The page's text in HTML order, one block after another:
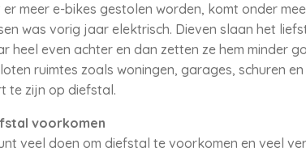
er meer e-bikes gestolen worden, komt onder
was vorig jaar elektrisch. Dieven slaan het
heel even achter en dan zetten ze hem minder
ruimtes zoals woningen, garages, schuren
te zijn op diefstal.
voorkomen
veel doen om diefstal te voorkomen en veel